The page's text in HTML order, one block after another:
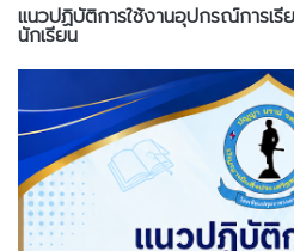
แนวปฏิบัติการใช้งานอุปกรณ์การเรี
นักเรียน